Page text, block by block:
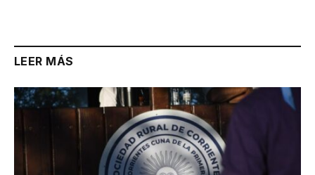
LEER MÁS